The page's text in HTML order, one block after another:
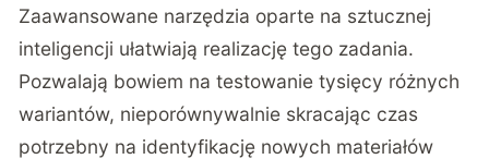
Zaawansowane narzędzia oparte na sztucznej
inteligencji ułatwiają realizację tego zadania.
Pozwalają bowiem na testowanie tysięcy różnych
wariantów, nieporównywalnie skracając czas
potrzebny na identyfikację nowych materiałów